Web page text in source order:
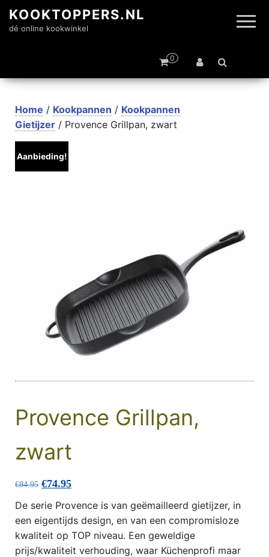
KOOKTOPPERS.NL
dé online kookwinkel
0
Home / Kookpannen / Kookpannen
Gietijzer / Provence Grillpan, zwart
Aanbieding!
Provence Grillpan,
zwart
€84.95 Oorspronkelijke prijs was: €84.95.
€74.95Huidige prijs is: €74.95.
De serie Provence is van geëmailleerd gietijzer, in
een eigentijds design, en van een compromisloze
kwaliteit op TOP niveau. Een geweldige
prijs/kwaliteit verhouding, waar Küchenprofi maar